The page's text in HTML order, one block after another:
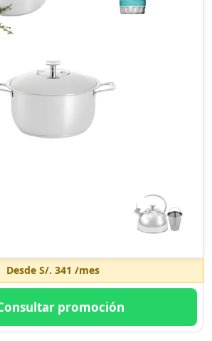
Desde S/. 341 /mes
promoción